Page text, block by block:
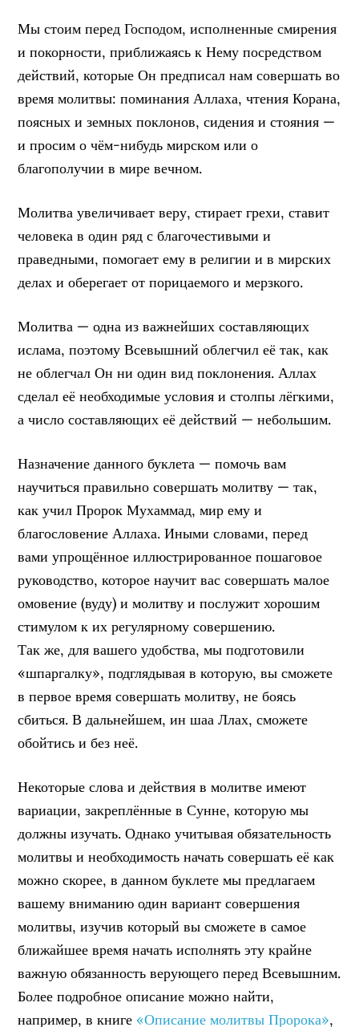
Мы стоим перед Господом, исполненные смирения
и покорности, приближаясь к Нему посредством
действий, которые Он предписал нам совершать во
время молитвы: поминания Аллаха, чтения Корана,
поясных и земных поклонов, сидения и стояния —
и просим о чём-нибудь мирском или о
благополучии в мире вечном.
Молитва увеличивает веру, стирает грехи, ставит
человека в один ряд с благочестивыми и
праведными, помогает ему в религии и в мирских
делах и оберегает от порицаемого и мерзкого.
Молитва — одна из важнейших составляющих
ислама, поэтому Всевышний облегчил её так, как
не облегчал Он ни один вид поклонения. Аллах
сделал её необходимые условия и столпы лёгкими,
а число составляющих её действий — небольшим.
Назначение данного буклета — помочь вам
научиться правильно совершать молитву — так,
как учил Пророк Мухаммад, мир ему и
благословение Аллаха. Иными словами, перед
вами упрощённое иллюстрированное пошаговое
руководство, которое научит вас совершать малое
омовение (вуду) и молитву и послужит хорошим
стимулом к их регулярному совершению.
Так же, для вашего удобства, мы подготовили
«шпаргалку», подглядывая в которую, вы сможете
в первое время совершать молитву, не боясь
сбиться. В дальнейшем, ин шаа Ллах, сможете
обойтись и без неё.
Некоторые слова и действия в молитве имеют
вариации, закреплённые в Сунне, которую мы
должны изучать. Однако учитывая обязательность
молитвы и необходимость начать совершать её как
можно скорее, в данном буклете мы предлагаем
вашему вниманию один вариант совершения
молитвы, изучив который вы сможете в самое
ближайшее время начать исполнять эту крайне
важную обязанность верующего перед Всевышним.
Более подробное описание можно найти,
например, в книге«Описание молитвы Пророка»,